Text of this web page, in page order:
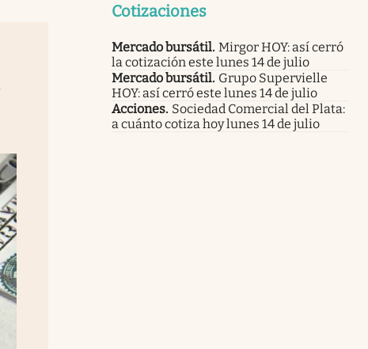
abre en nueva pestaña
Cotizaciones
Mercado bursátil. Mirgor HOY: así cerró
la cotización este lunes 14 de julio
Mercado bursátil. Grupo Supervielle
HOY: así cerró este lunes 14 de julio
Acciones. Sociedad Comercial del Plata:
a cuánto cotiza hoy lunes 14 de julio